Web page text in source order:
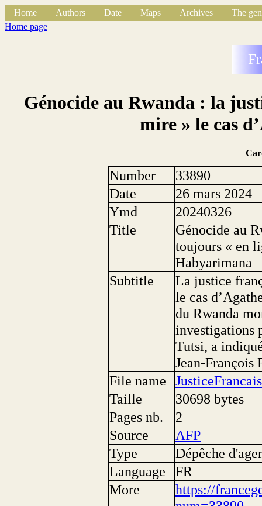
Home Authors Date Maps Archives
The
Home page
Génocide au Rwanda : la
mire » le cas
Number
33890
Date
26 mars 2024
Ymd
20240326
Title
Génocide au
toujours « en
Habyarimana
Subtitle
La justice
le cas
du Rwanda
investigations
Tutsi, a
Jean-François
File name
Taille
30698 bytes
Pages nb.
2
Source
AFP
Type
Dépêche
Language
FR
More
https://